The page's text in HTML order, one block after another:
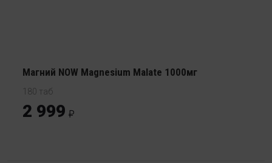
Магний NOW Magnesium Malate 1000мг
180 таб
2 999